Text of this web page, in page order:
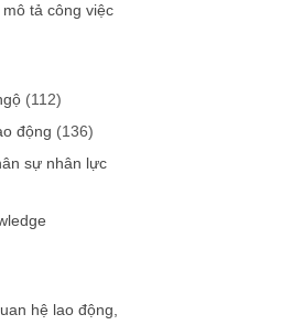
tả công việc
(112)
động (136)
sự nhân lực
hệ lao động,